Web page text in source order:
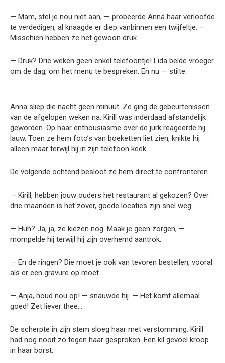
— Mam, stel je nou niet aan, — probeerde Anna haar verloofde
te verdedigen, al knaagde er diep vanbinnen een twijfeltje. —
Misschien hebben ze het gewoon druk.
— Druk? Drie weken geen enkel telefoontje! Lida belde vroeger
om de dag, om het menu te bespreken. En nu — stilte.
Anna sliep die nacht geen minuut. Ze ging de gebeurtenissen
van de afgelopen weken na. Kirill was inderdaad afstandelijk
geworden. Op haar enthousiasme over de jurk reageerde hij
lauw. Toen ze hem foto’s van boeketten liet zien, knikte hij
alleen maar terwijl hij in zijn telefoon keek.
De volgende ochtend besloot ze hem direct te confronteren.
— Kirill, hebben jouw ouders het restaurant al gekozen? Over
drie maanden is het zover, goede locaties zijn snel weg.
— Huh? Ja, ja, ze kiezen nog. Maak je geen zorgen, —
mompelde hij terwijl hij zijn overhemd aantrok.
— En de ringen? Die moet je ook van tevoren bestellen, vooral
als er een gravure op moet.
— Anja, houd nou op! — snauwde hij. — Het komt allemaal
goed! Zet liever thee…
De scherpte in zijn stem sloeg haar met verstomming. Kirill
had nog nooit zo tegen haar gesproken. Een kil gevoel kroop
in haar borst.